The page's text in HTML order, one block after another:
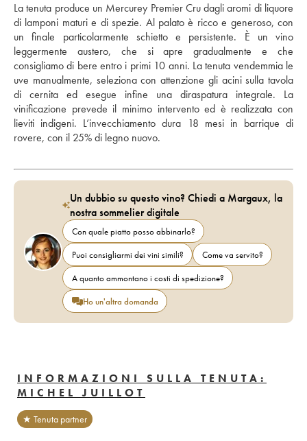
La tenuta produce un Mercurey Premier Cru dagli aromi di liquore
di lamponi maturi e di spezie. Al palato è ricco e generoso, con
un finale particolarmente schietto e persistente. È un vino
leggermente austero, che si apre gradualmente e che
consigliamo di bere entro i primi 10 anni. La tenuta vendemmia le
uve manualmente, seleziona con attenzione gli acini sulla tavola
di cernita ed esegue infine una diraspatura integrale. La
vinificazione prevede il minimo intervento ed è realizzata con
lieviti indigeni. L’invecchiamento dura 18 mesi in barrique di
Un dubbio su questo vino? Chiedi a Margaux, la
nostra sommelier digitale
Con quale piatto posso abbinarlo?
Puoi consigliarmi dei vini simili?
Come va servito?
A quanto ammontano i costi di spedizione?
Ho un'altra domanda
INFORMAZIONI SULLA TENUTA:
MICHEL JUILLOT
★ Tenuta partner